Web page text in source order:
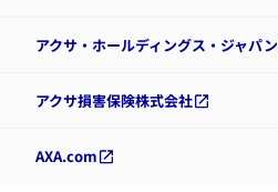
アクサ・ホールディングス・ジャパン
アクサ損害保険株式会社
AXA.com